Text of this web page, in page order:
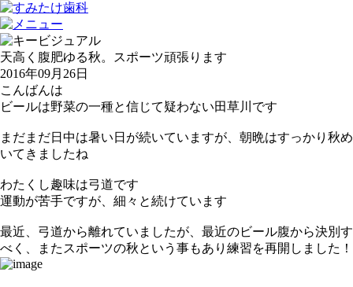
天高く腹肥ゆる秋。スポーツ頑張ります
2016年09月26日
こんばんは
ビールは野菜の一種と信じて疑わない田草川です
まだまだ日中は暑い日が続いていますが、朝晩はすっかり秋め
いてきましたね
わたくし趣味は弓道です
運動が苦手ですが、細々と続けています
最近、弓道から離れていましたが、最近のビール腹から決別す
べく、またスポーツの秋という事もあり練習を再開しました！